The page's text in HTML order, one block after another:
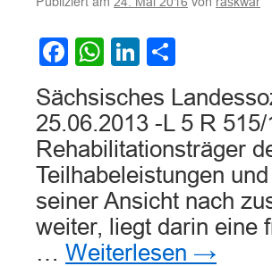
Facebook
WhatsApp
LinkedIn
Sächsisches
25.06.2013 -L 5 R
Rehabilitationsträger
Teilhabeleistungen
seiner Ansicht nach
weiter, liegt darin eine
… Weiterlesen →